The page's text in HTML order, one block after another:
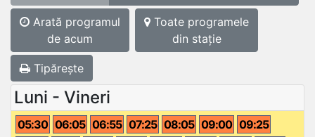
Arată programul
de acum
Toate programele
din stație
Tipărește
Luni - Vineri
05:30 06:05 06:55 07:25 08:05 09:00 09:25